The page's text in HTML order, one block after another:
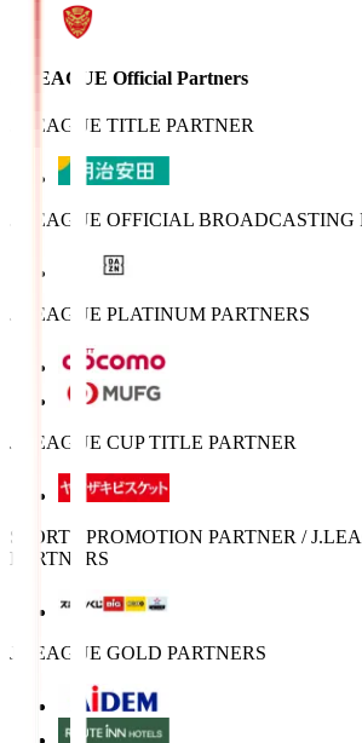
J.LEAGUE Official Partners
J.LEAGUE TITLE PARTNER
J.LEAGUE OFFICIAL BROADCASTING
J.LEAGUE PLATINUM PARTNERS
J.LEAGUE CUP TITLE PARTNER
SPORTS PROMOTION PARTNER /
PARTNERS
J.LEAGUE GOLD PARTNERS